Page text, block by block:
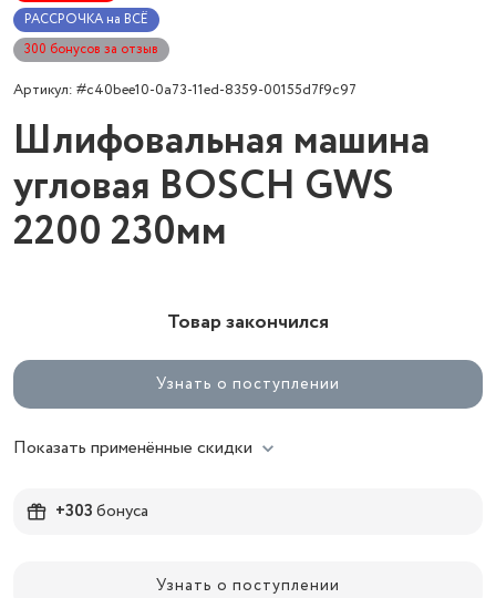
РАССРОЧКА на ВСЁ
300 бонусов за отзыв
Артикул: #c40bee10-0a73-11ed-8359-00155d7f9c97
Шлифовальная машина
угловая BOSCH GWS
2200 230мм
Товар закончился
Узнать о поступлении
Показать применённые скидки
+303бонуса
Узнать о поступлении